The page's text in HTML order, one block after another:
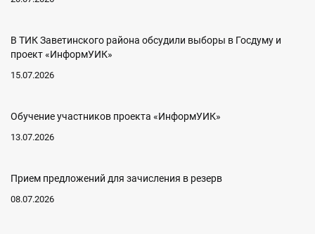
В ТИК Заветинского района обсудили выборы в Госдуму и
проект «ИнформУИК»
15.07.2026
Обучение участников проекта «ИнформУИК»
13.07.2026
Прием предложений для зачисления в резерв
08.07.2026